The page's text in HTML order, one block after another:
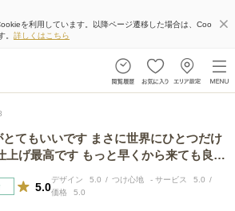
を利用しています。以降ページ遷移した場合は、Coo
。 詳しくはこちら
てもいいです まさに世界にひとつだけ
上げ最高です もっと早くから来ても良か
5.0
デザイン 5.0 つけ心地 - サービス
5.0
価格
5.0